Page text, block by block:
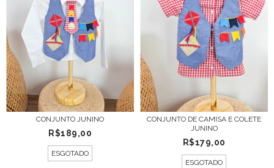
CONJUNTO JUNINO
R$189,00
ESGOTADO
CONJUNTO DE CAMISA E COLETE
JUNINO
R$179,00
ESGOTADO